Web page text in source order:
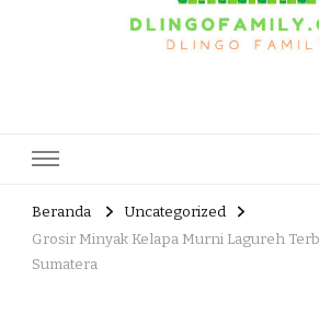
Beranda
Uncategorized
Grosir Minyak Kelapa Murni Lagureh
Sumatera